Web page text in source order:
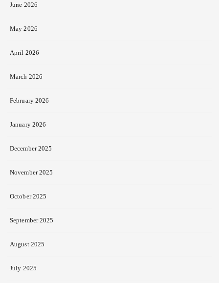
June 2026
May 2026
April 2026
March 2026
February 2026
January 2026
December 2025
November 2025
October 2025
September 2025
August 2025
July 2025